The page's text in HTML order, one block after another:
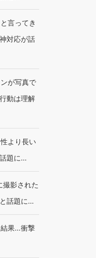
言ってき
対応が話
が写真で
動は理解
より長い
題に…
撮影された
話題に…
果…衝撃